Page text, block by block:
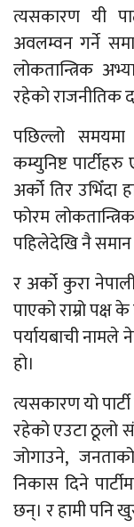
त्यसकारण यी
अवलम्वन गर्ने
लोकतान्त्रिक
रहेको राजनीतिक
पछिल्लो
कम्युनिष्ट
अर्को तिर उभिँदा
फोरम
पहिलेदेखि नै समान
र अर्को कुरा
पाएको राम्रो पक्ष
पर्यायबाची नामले
हो।
त्यसकारण यो
रहेको एउटा ठूलो
जोगाउने,
निकास दिने
छन्। र हामी पनि